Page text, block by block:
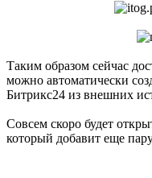
Таким образом сейчас
можно автоматически
Битрикс24 из внешних
Совсем скоро будет
который добавит еще